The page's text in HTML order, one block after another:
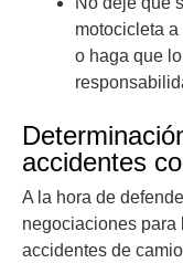
motocicleta
o haga que
accidentes
A la hora de
negociaciones para
accidentes de